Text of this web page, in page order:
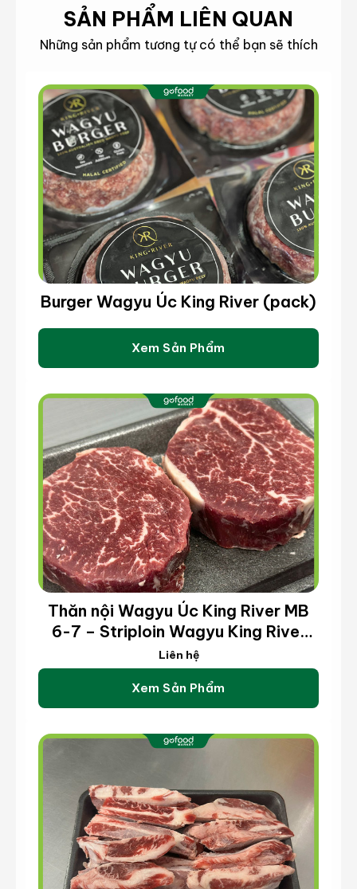
SẢN PHẨM LIÊN QUAN
Những sản phẩm tương tự có thể bạn sẽ thích
Burger Wagyu Úc King River (pack)
Xem Sản Phẩm
Thăn nội Wagyu Úc King River MB
6-7 – Striploin Wagyu King River
MB 6-7 (kg)
Liên hệ
Xem Sản Phẩm